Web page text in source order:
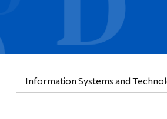
Information Systems andLiens